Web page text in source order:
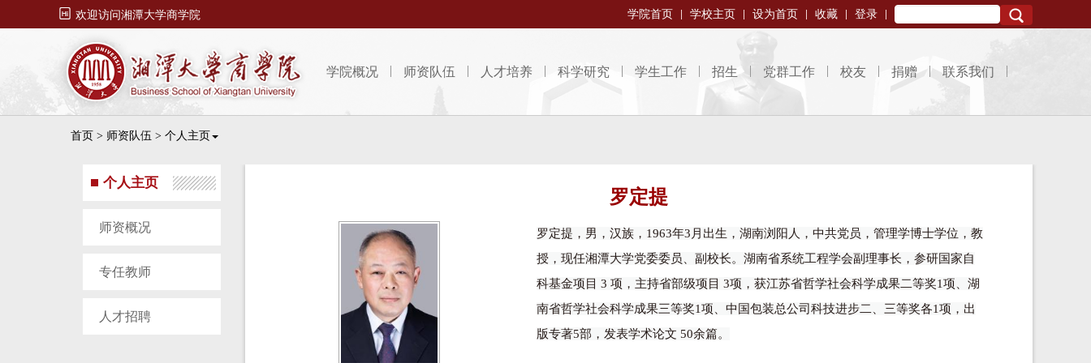
 欢迎访问湘潭大学商学院 学院首页 学校主页 设为首页 收藏 登录
学院概况 师资队伍 人才培养 科学研究 学生工作 招生 党群工作 校友 捐赠 联系我们
首页 > 师资队伍 > 个人主页
个人主页
师资概况
专任教师
人才招聘
罗定提
罗定提，男，汉族，1963年3月出生，湖南浏阳人，中共党员，管理学博士学位，教
授，现任湘潭大学党委委员、副校长。湖南省系统工程学会副理事长，参研国家自
科基金项目 3 项，主持省部级项目 3项，获江苏省哲学社会科学成果二等奖1项、湖
南省哲学社会科学成果三等奖1项、中国包装总公司科技进步二、三等奖各1项，出
版专著5部，发表学术论文 50余篇。